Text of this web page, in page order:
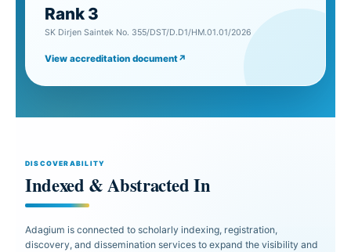
Rank 3
SK Dirjen Saintek No. 355/DST/D.D1/HM.01.01/2026
View accreditation document↗
DISCOVERABILITY
Indexed & Abstracted In
Adagium is connected to scholarly indexing, registration,
discovery, and dissemination services to expand the visibility and